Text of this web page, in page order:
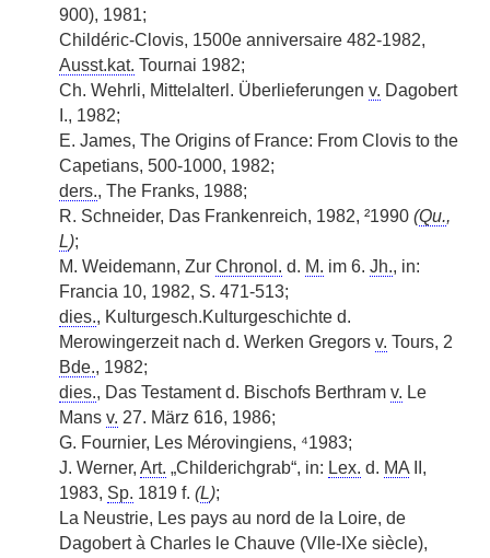
900), 1981;
Childéric-Clovis, 1500e anniversaire 482-1982,
Ausst.kat. Tournai 1982;
Ch. Wehrli, Mittelalterl. Überlieferungen v. Dagobert
I., 1982;
E. James, The Origins of France: From Clovis to the
Capetians, 500-1000, 1982;
ders., The Franks, 1988;
R. Schneider, Das Frankenreich, 1982, ²1990 (Qu.,
L);
M. Weidemann, Zur Chronol. d. M. im 6. Jh., in:
Francia 10, 1982, S. 471-513;
dies., Kulturgesch.Kulturgeschichte d.
Merowingerzeit nach d. Werken Gregors v. Tours, 2
Bde., 1982;
dies., Das Testament d. Bischofs Berthram v. Le
Mans v. 27. März 616, 1986;
G. Fournier, Les Mérovingiens, ⁴1983;
J. Werner, Art. „Childerichgrab“, in: Lex. d. MA II,
1983, Sp. 1819 f. (L);
La Neustrie, Les pays au nord de la Loire, de
Dagobert à Charles le Chauve (Vlle-IXe siècle),